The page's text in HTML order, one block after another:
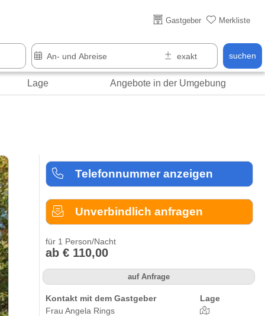
Gastgeber Merkliste
suchen
Über 25 Jahre online
Lage Angebote in der Umgebung
Telefonnummer anzeigen
Unverbindlich anfragen
für 1 Person/Nacht
ab € 110,00
auf Anfrage
Kontakt mit dem Gastgeber
Frau Angela Rings
Lage